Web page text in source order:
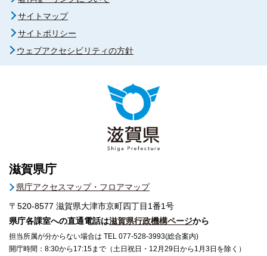
サイトマップ
サイトポリシー
ウェブアクセシビリティの方針
滋賀県庁
県庁アクセスマップ・フロアマップ
〒520-8577 滋賀県大津市京町四丁目1番1号
県庁各課室への直通電話は滋賀県行政機構ページから
担当所属が分からない場合は TEL 077-528-3993(総合案内)
開庁時間：8:30から17:15まで（土日祝日・12月29日から1月3日を除く）